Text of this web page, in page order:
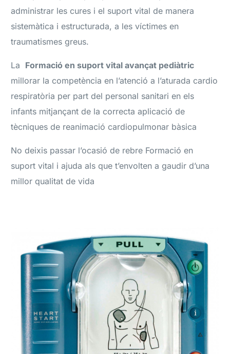
administrar les cures i el suport vital de manera
sistemàtica i estructurada, a les víctimes en
traumatismes greus.
La Formació en suport vital avançat pediàtric
millorar la competència en l’atenció a l’aturada cardio
respiratòria per part del personal sanitari en els
infants mitjançant de la correcta aplicació de
tècniques de reanimació cardiopulmonar bàsica
No deixis passar l’ocasió de rebre Formació en
suport vital i ajuda als que t’envolten a gaudir d’una
millor qualitat de vida